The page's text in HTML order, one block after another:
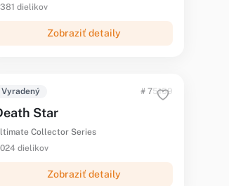
dielikov
Zobraziť detaily
Vyradený # 75159
Star
Collector Series
dielikov
Zobraziť detaily